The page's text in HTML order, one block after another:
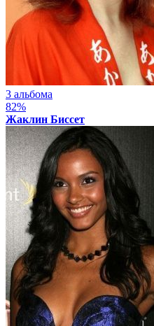
3 альбома
82%
Жаклин Биссет